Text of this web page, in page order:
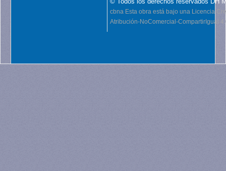
cbna Esta obra está bajo una Licencia
Atribución-NoComercial-CompartirIgual